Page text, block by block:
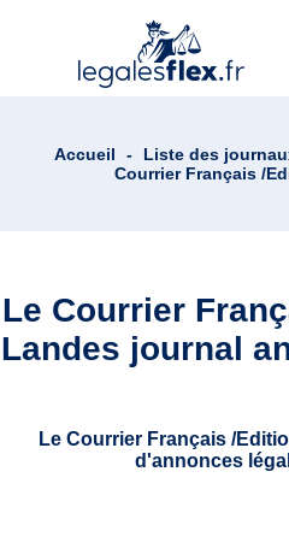
Accueil - Liste des
Courrier Français /
Le Courrier
Landes journal
Le Courrier Français /
d'annonces